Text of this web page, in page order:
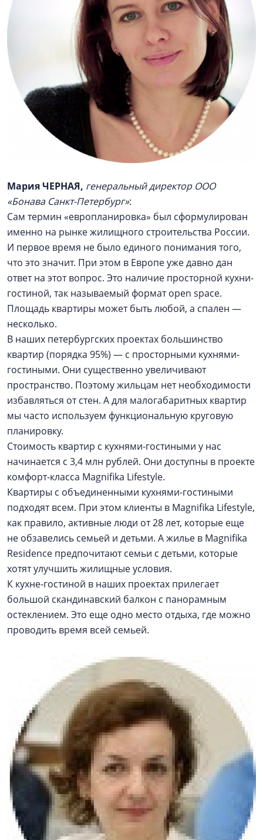
Мария ЧЕРНАЯ, генеральный директор ООО
«Бонава Санкт-Петербург»:
Сам термин «европланировка» был сформулирован
именно на рынке жилищного строительства России.
И первое время не было единого понимания того,
что это значит. При этом в Европе уже давно дан
ответ на этот вопрос. Это наличие просторной кухни-
гостиной, так называемый формат open space.
Площадь квартиры может быть любой, а спален —
несколько.
В наших петербургских проектах большинство
квартир (порядка 95%) — с просторными кухнями-
гостиными. Они существенно увеличивают
пространство. Поэтому жильцам нет необходимости
избавляться от стен. А для малогабаритных квартир
мы часто используем функциональную круговую
планировку.
Стоимость квартир с кухнями-гостиными у нас
начинается с 3,4 млн рублей. Они доступны в проекте
комфорт-класса Magnifika Lifestyle.
Квартиры с объединенными кухнями-гостиными
подходят всем. При этом клиенты в Magnifika Lifestyle,
как правило, активные люди от 28 лет, которые еще
не обзавелись семьей и детьми. А жилье в Magnifika
Residence предпочитают семьи с детьми, которые
хотят улучшить жилищные условия.
К кухне-гостиной в наших проектах прилегает
большой скандинавский балкон с панорамным
остеклением. Это еще одно место отдыха, где можно
проводить время всей семьей.